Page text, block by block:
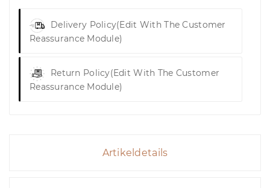
Delivery Policy(edit With The Customer
Reassurance Module)
Return Policy(edit With The Customer
Reassurance Module)
Artikeldetails